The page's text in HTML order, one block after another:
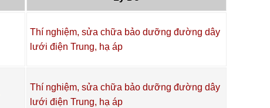
Thí nghiệm, sửa chữa bảo dưỡng đường dây
lưới điện Trung, hạ áp
Thí nghiệm, sửa chữa bảo dưỡng đường dây
lưới điện Trung, hạ áp